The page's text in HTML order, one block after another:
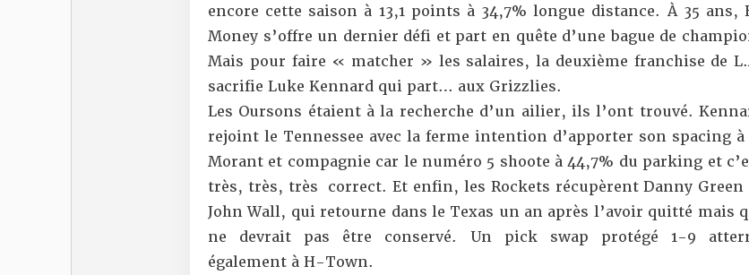
encore cette saison à 13,1 points à 34,7% longue distance. À 35 ans,
Money s’offre un dernier défi et part en quête d’une bague de
Mais pour faire « matcher » les salaires, la deuxième franchise de
sacrifie Luke Kennard qui part… aux Grizzlies.
Les Oursons étaient à la recherche d’un ailier, ils l’ont trouvé.
rejoint le Tennessee avec la ferme intention d’apporter son spacing à
Morant et compagnie car le numéro 5 shoote à 44,7% du parking et
très, très, très correct. Et enfin, les Rockets récupèrent Danny Green
John Wall, qui retourne dans le Texas un an après l’avoir quitté mais
ne devrait pas être conservé. Un pick swap protégé 1-9
également à H-Town.